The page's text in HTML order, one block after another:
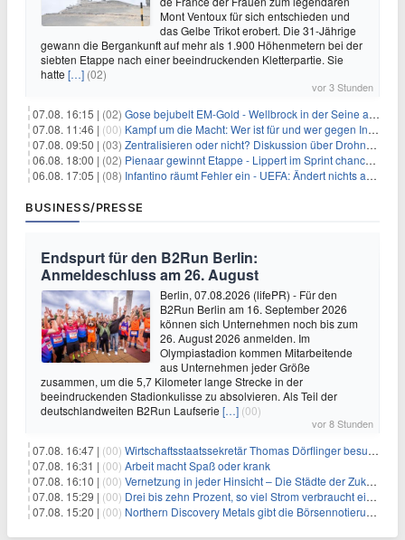
Mont Ventoux für sich entschieden und
das Gelbe Trikot erobert. Die 31-Jährige
gewann die Bergankunft auf mehr als 1.900 Höhenmetern bei der
siebten Etappe nach einer beeindruckenden Kletterpartie. Sie
hatte […] (02)
vor 3 Stunden
07.08. 16:15 | (02) Gose bejubelt EM-Gold - Wellbrock in der Seine ausgebremst
07.08. 11:46 | (00) Kampf um die Macht: Wer ist für und wer gegen Infantino?
07.08. 09:50 | (03) Zentralisieren oder nicht? Diskussion über Drohnenabwehr
06.08. 18:00 | (02) Pienaar gewinnt Etappe - Lippert im Sprint chancenlos
06.08. 17:05 | (08) Infantino räumt Fehler ein - UEFA: Ändert nichts an Boykott
BUSINESS/PRESSE
Endspurt für den B2Run Berlin:
Anmeldeschluss am 26. August
Berlin, 07.08.2026 (lifePR) - Für den
B2Run Berlin am 16. September 2026
können sich Unternehmen noch bis zum
26. August 2026 anmelden. Im
Olympiastadion kommen Mitarbeitende
aus Unternehmen jeder Größe
zusammen, um die 5,7 Kilometer lange Strecke in der
beeindruckenden Stadionkulisse zu absolvieren. Als Teil der
deutschlandweiten B2Run Laufserie […] (00)
vor 8 Stunden
07.08. 16:47 | (00) Wirtschaftsstaatssekretär Thomas Dörflinger besucht Handwerksbetrieb im Kammerbezirk Freiburg
07.08. 16:31 | (00) Arbeit macht Spaß oder krank
07.08. 16:10 | (00) Vernetzung in jeder Hinsicht – Die Städte der Zukunft sind grün-blau
07.08. 15:29 | (00) Drei bis zehn Prozent, so viel Strom verbraucht ein Aufzug im Gebäude
07.08. 15:20 | (00) Northern Discovery Metals gibt die Börsennotierung an der Frankfurter Wertpapierbörse bekannt